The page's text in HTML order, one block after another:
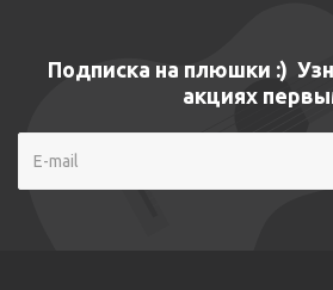
Подписка на плюшки :)
акциях